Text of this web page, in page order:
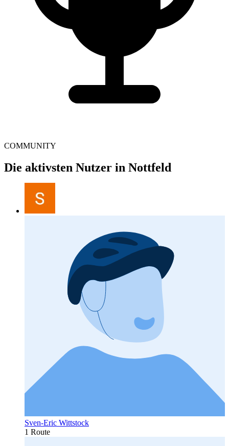
COMMUNITY
Die aktivsten Nutzer in Nottfeld
Sven-Eric Wittstock
1 Route